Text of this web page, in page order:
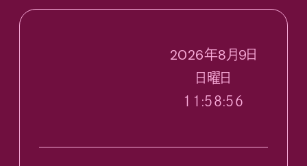
2026年8月9日
日曜日
１１:５８:５７